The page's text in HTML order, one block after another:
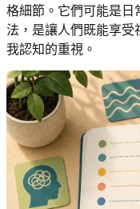
格細節。它們可能是日
法，是讓人們既能享受
我認知的重視。